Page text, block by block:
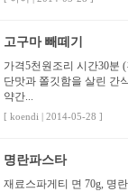
고구마 빼떼기
가격5천원조리 시간30분
단맛과 쫄깃함을 살린 간
약간...
[ koendi | 2014-05-28 ]
명란파스타
재료스파게티 면 70g, 명